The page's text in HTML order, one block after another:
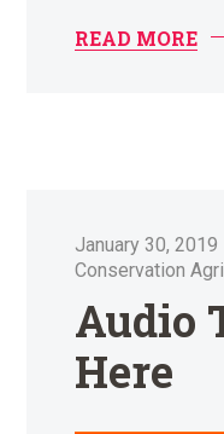
READ MORE
January 30, 2019
Conservation
Audio
Here